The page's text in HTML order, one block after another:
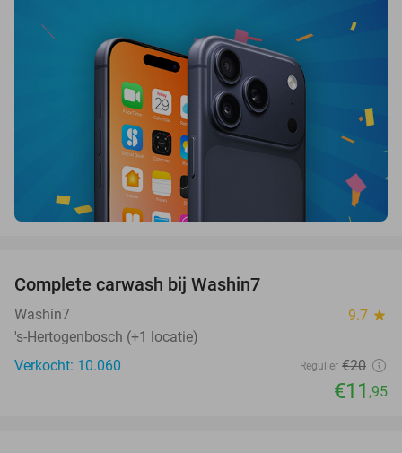
Complete carwash bij Washin7
Washin7 9.7 star
's-Hertogenbosch (+1 locatie)
Verkocht: 10.060
Regulier €20
€11 ,95